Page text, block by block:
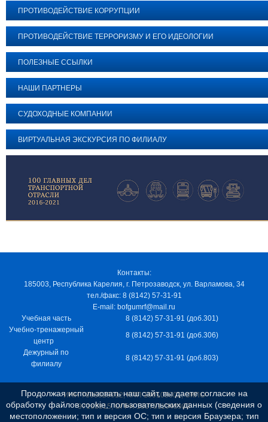
ПРОТИВОДЕЙСТВИЕ КОРРУПЦИИ
ПРОТИВОДЕЙСТВИЕ ТЕРРОРИЗМУ И ЕГО ИДЕОЛОГИИ
ПОЛЕЗНЫЕ ССЫЛКИ
НАШИ ПАРТНЕРЫ
СУДОХОДНЫЕ КОМПАНИИ
ВИРТУАЛЬНАЯ ЭКСКУРСИЯ ПО ФИЛИАЛУ
Контакты:
185003, Республика Карелия, г. Петрозаводск, ул. Варламова, 34
тел./факс: 8 (8142) 57-31-91
E-mail: bofgumrf@mail.ru
Учебная часть
8 (8142) 57-31-91 (доб.301)
Учебно-тренажерный
центр
8 (8142) 57-31-91 (доб.306)
Дежурный по
филиалу
8 (8142) 57-31-91 (доб.803)
ИНН 7805029012, КПП 100103001, ОКПО
97163915, ОГРН 1037811048989
Продолжая использовать наш сайт, вы даете согласие на
обработку файлов cookie, пользовательских данных (сведения о
местоположении; тип и версия ОС; тип и версия Браузера; тип